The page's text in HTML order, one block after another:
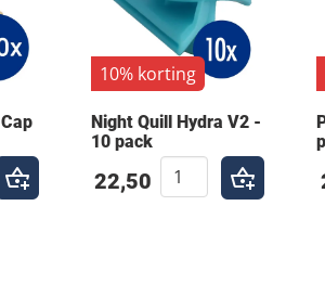
10% korting
Night Quill Hydra V2 -
10 pack
22,50